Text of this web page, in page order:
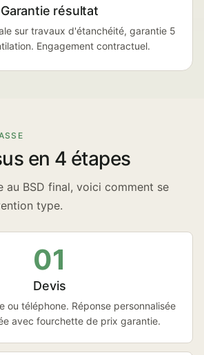
Garantie résultat
sur travaux d'étanchéité, garantie 5
Engagement contractuel.
en 4 étapes
au BSD final, voici comment se
type.
01
Devis
ou téléphone. Réponse personnalisée
avec fourchette de prix garantie.